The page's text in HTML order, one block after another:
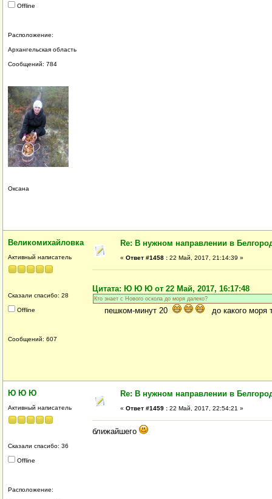
Offline
Расположение:
Архангельская область
Сообщений: 784
Оксана
Великомихайловка
Активный написатель
Сказали спасибо: 28
Offline
Сообщений: 607
Re: В нужном направлении в
« Ответ #1458 : 22 Май, 2017, 21:14:39 »
Цитата: Ю Ю Ю от 22 Май, 2017, 16:17:48
Кто знает с Нового оскола до моря далеко?
пешком-минут 20 до какого моря
Ю Ю Ю
Активный написатель
Сказали спасибо: 36
Offline
Расположение:
Re: В нужном направлении в
« Ответ #1459 : 22 Май, 2017, 22:54:21 »
ближайшего